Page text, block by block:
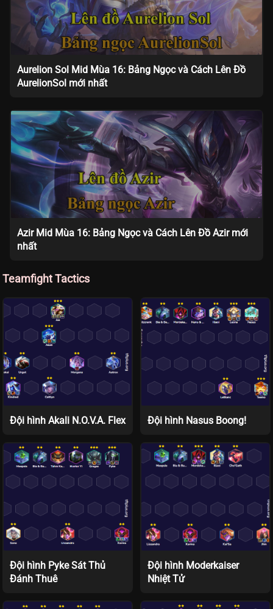
Aurelion Sol Mid Mùa 16: Bảng Ngọc và Cách Lên Đồ
AurelionSol mới nhất
Azir Mid Mùa 16: Bảng Ngọc và Cách Lên Đồ Azir mới
nhất
Teamfight Tactics
Đội hình Akali N.O.V.A. Flex Đội hình Nasus Boong!
Đội hình Pyke Sát Thủ
Đánh Thuê
Đội hình Moderkaiser
Nhiệt Tử